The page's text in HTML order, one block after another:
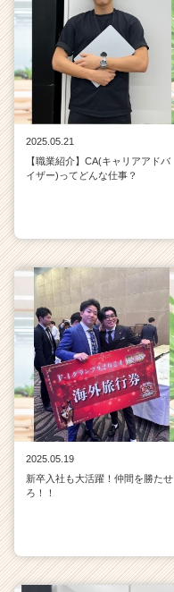
2025.05.21
【職業紹介】CA(キャリアアドバ
イザー)ってどんな仕事？
2025.05.19
新卒入社も大活躍！仲間を勝たせ
ろ！！